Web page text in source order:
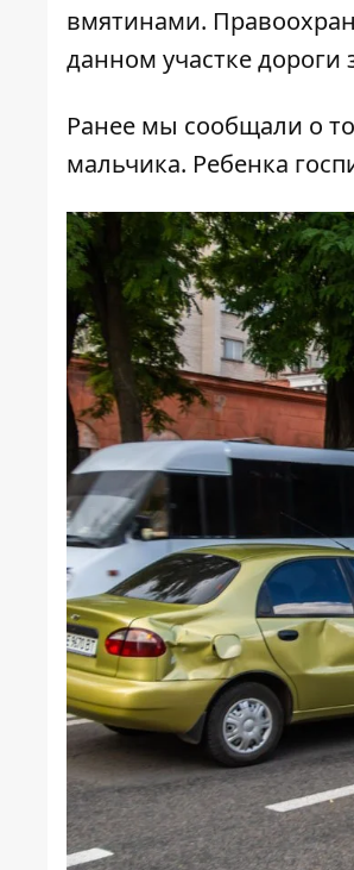
вмятинами.
данном участке дороги
Ранее мы сообщали о
мальчика. Ребенка